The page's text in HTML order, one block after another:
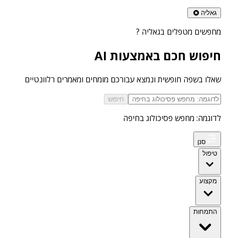
גאליה
מחפשים מטפלים בגאליה ?
חיפוש חכם באמצעות AI
שאלו בשפה חופשית ונמצא עבורכם מומחים ומאמרים רלוונטיים
חיפוש
לדוגמה: מחפש פסיכולוג בחיפה
סנן
טיפול
מקצוע
התמחות